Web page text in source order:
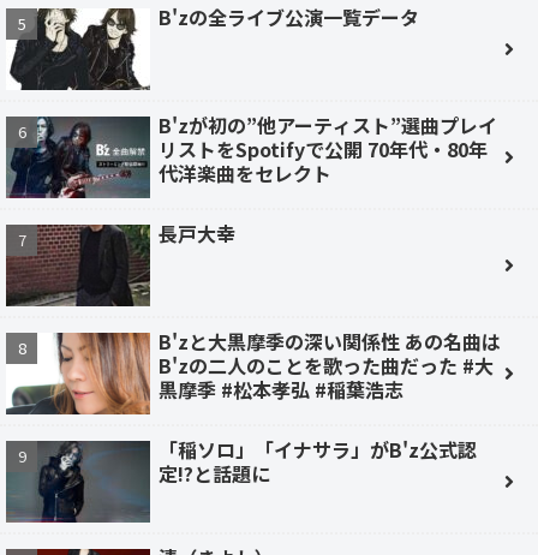
B'zの全ライブ公演一覧データ
B'zが初の”他アーティスト”選曲プレイ
リストをSpotifyで公開 70年代・80年
代洋楽曲をセレクト
長戸大幸
B'zと大黒摩季の深い関係性 あの名曲は
B'zの二人のことを歌った曲だった #大
黒摩季 #松本孝弘 #稲葉浩志
「稲ソロ」「イナサラ」がB'z公式認
定!?と話題に